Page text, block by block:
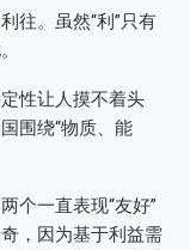
往。虽然“利”只有
性让人摸不着头
围绕“物质、能
个一直表现“友好”
，因为基于利益需